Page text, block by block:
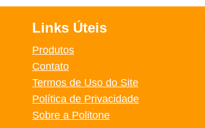
Links Úteis
Produtos
Contato
Termos de Uso do Site
Política de Privacidade
Sobre a Politone